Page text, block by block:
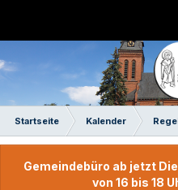
Startseite Kalender
Gemeindebüro ab jetzt
von 16 bis 18